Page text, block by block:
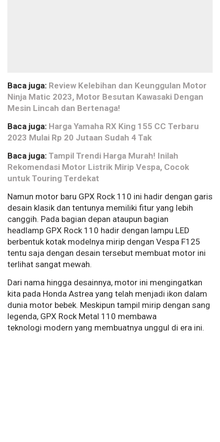
Baca juga: Review Kelebihan dan Keunggulan Motor
Ninja Matic 2023, Motor Besutan Kawasaki Dengan
Mesin Lincah dan Bertenaga!
Baca juga: Harga Yamaha RX King 155 CC Terbaru
2023 Mulai Rp 20 Jutaan Sudah 4 Tak
Baca juga: Tampil Trendi Harga Murah! Inilah
Rekomendasi Motor Listrik Mirip Vespa, Cocok
untuk Touring Terdekat
Namun motor baru GPX Rock 110 ini hadir dengan garis
desain klasik dan tentunya memiliki fitur yang lebih
canggih. Pada bagian depan ataupun bagian
headlamp GPX Rock 110 hadir dengan lampu LED
berbentuk kotak modelnya mirip dengan Vespa F125
tentu saja dengan desain tersebut membuat motor ini
terlihat sangat mewah.
Dari nama hingga desainnya, motor ini mengingatkan
kita pada Honda Astrea yang telah menjadi ikon dalam
dunia motor bebek. Meskipun tampil mirip dengan sang
legenda, GPX Rock Metal 110 membawa
teknologi modern yang membuatnya unggul di era ini.